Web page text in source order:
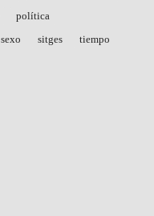
política
sexo sitges
tiempo